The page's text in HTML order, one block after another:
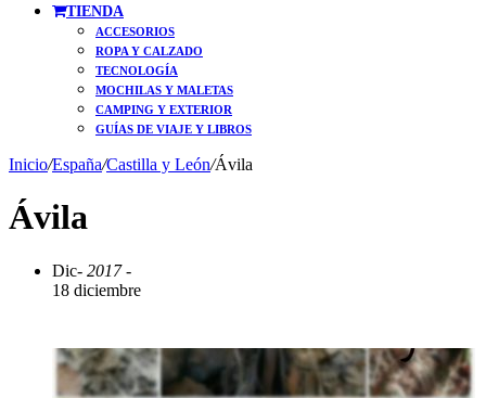
TIENDA
ACCESORIOS
ROPA Y CALZADO
TECNOLOGÍA
MOCHILAS Y MALETAS
CAMPING Y EXTERIOR
GUÍAS DE VIAJE Y LIBROS
Inicio/España/Castilla y León/Ávila
Ávila
Dic- 2017 -
18 diciembre